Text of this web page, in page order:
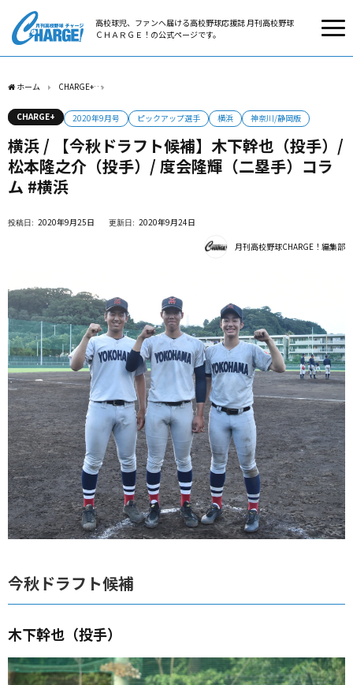
高校球児、ファンへ届ける高校野球応援誌 月刊高校野球
ＣＨＡＲＧＥ！の公式ページです。
ホーム CHARGE+
CHARGE+ 2020年9月号 ピックアップ選手 横浜 神奈川/静岡版
横浜 / 【今秋ドラフト候補】木下幹也（投手）/
松本隆之介（投手）/ 度会隆輝（二塁手）コラ
ム #横浜
2020年9月25日 2020年9月24日
月刊高校野球CHARGE！編集部
今秋ドラフト候補
木下幹也（投手）